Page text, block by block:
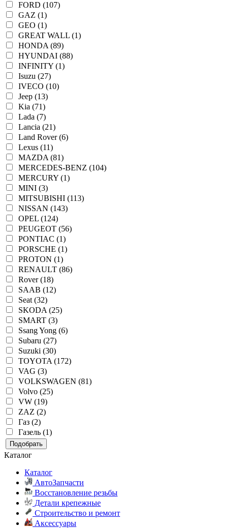
FORD (107)
GAZ (1)
GEO (1)
GREAT WALL (1)
HONDA (89)
HYUNDAI (88)
INFINITY (1)
Isuzu (27)
IVECO (10)
Jeep (13)
Kia (71)
Lada (7)
Lancia (21)
Land Rover (6)
Lexus (11)
MAZDA (81)
MERCEDES-BENZ (104)
MERCURY (1)
MINI (3)
MITSUBISHI (113)
NISSAN (143)
OPEL (124)
PEUGEOT (56)
PONTIAC (1)
PORSCHE (1)
PROTON (1)
RENAULT (86)
Rover (18)
SAAB (12)
Seat (32)
SKODA (25)
SMART (3)
Ssang Yong (6)
Subaru (27)
Suzuki (30)
TOYOTA (172)
VAG (3)
VOLKSWAGEN (81)
Volvo (25)
VW (19)
ZAZ (2)
Газ (2)
Газель (1)
Подобрать
Каталог
Каталог
АвтоЗапчасти
Восстановление резьбы
Детали крепежные
Строительство и ремонт
Аксессуары